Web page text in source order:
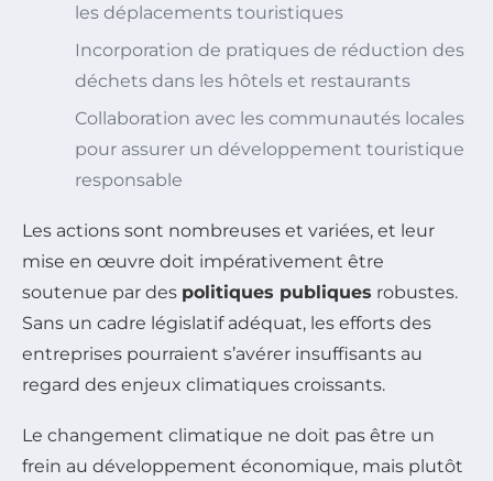
les déplacements touristiques
Incorporation de pratiques de réduction des
déchets dans les hôtels et restaurants
Collaboration avec les communautés locales
pour assurer un développement touristique
responsable
Les actions sont nombreuses et variées, et leur
mise en œuvre doit impérativement être
soutenue par des politiques publiques robustes.
Sans un cadre législatif adéquat, les efforts des
entreprises pourraient s’avérer insuffisants au
regard des enjeux climatiques croissants.
Le changement climatique ne doit pas être un
frein au développement économique, mais plutôt